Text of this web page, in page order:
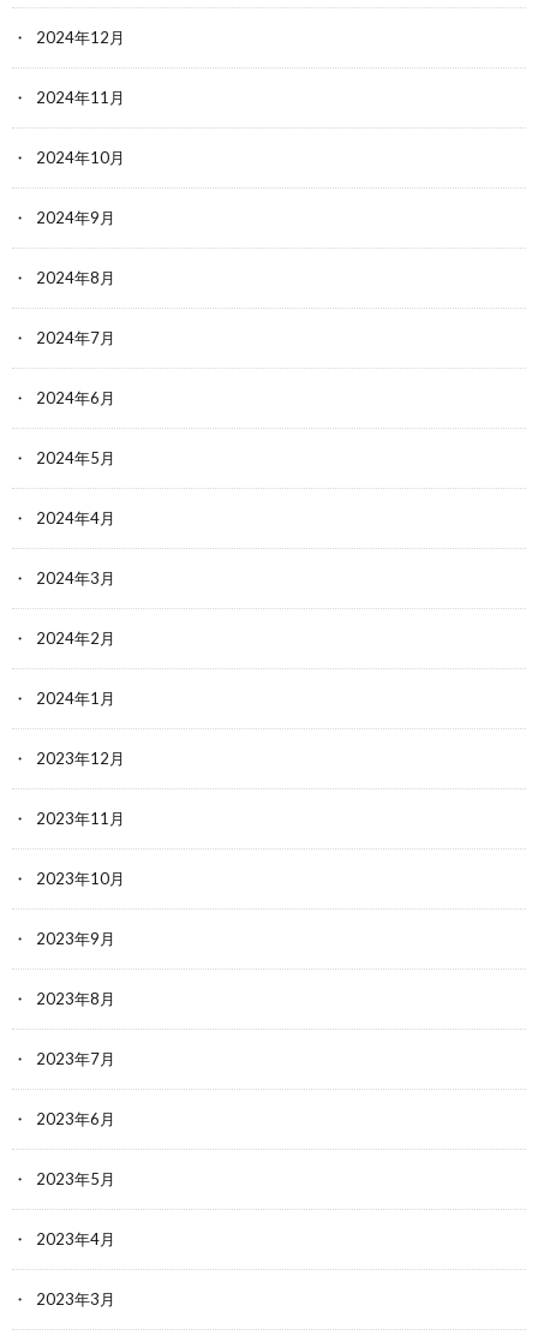
2024年12月
2024年11月
2024年10月
2024年9月
2024年8月
2024年7月
2024年6月
2024年5月
2024年4月
2024年3月
2024年2月
2024年1月
2023年12月
2023年11月
2023年10月
2023年9月
2023年8月
2023年7月
2023年6月
2023年5月
2023年4月
2023年3月